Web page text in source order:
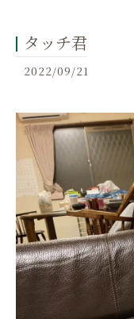
タッチ君
2022/09/21